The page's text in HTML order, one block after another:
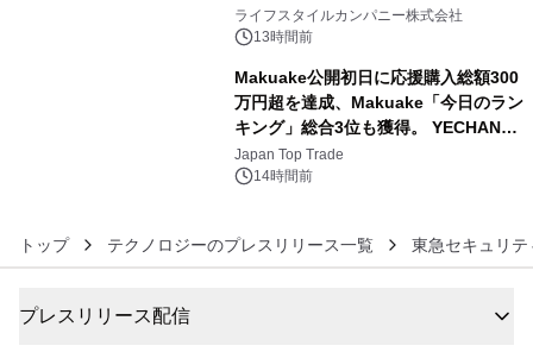
い、ポップでキュートなコレクショ
ン。
ライフスタイルカンパニー株式会社
13時間前
Makuake公開初日に応援購入総額300
万円超を達成、Makuake「今日のラン
キング」総合3位も獲得。 YECHAN音
浴シンギングボウル第2弾の大型サイ
ズ（XL・2XL・3XL）を先行販売中
Japan Top Trade
14時間前
トップ テクノロジーのプレスリリース一覧 東急セキュリ
プレスリリース配信